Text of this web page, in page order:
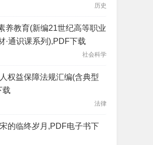
历史
养教育(新编21世纪高等职业
·通识课系列),PDF下载
社会科学
权益保障法规汇编(含典型
载
法律
的临终岁月,PDF电子书下